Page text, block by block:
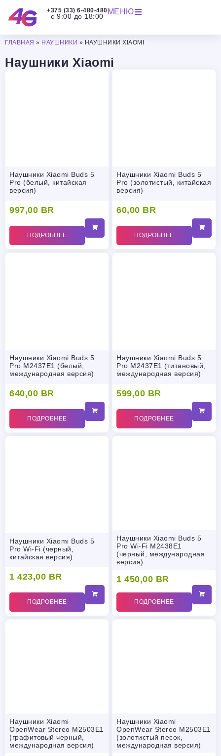
+375 (33) 6-480-480
с 9:00 до 18:00
МЕНЮ
ГЛАВНАЯ » НАУШНИКИ » НАУШНИКИ XIAOMI
Наушники Xiaomi
Наушники Xiaomi Buds 5
Pro (белый, китайская
версия)
997,00 BR
ПОДРОБНЕЕ
Наушники Xiaomi Buds 5
Pro (золотистый, китайская
версия)
60,00 BR
ПОДРОБНЕЕ
Наушники Xiaomi Buds 5
Pro M2437E1 (белый,
международная версия)
640,00 BR
ПОДРОБНЕЕ
Наушники Xiaomi Buds 5
Pro M2437E1 (титановый,
международная версия)
599,00 BR
ПОДРОБНЕЕ
Наушники Xiaomi Buds 5
Pro Wi-Fi (черный,
китайская версия)
1 423,00 BR
ПОДРОБНЕЕ
Наушники Xiaomi Buds 5
Pro Wi-Fi M2438E1
(черный, международная
версия)
1 450,00 BR
ПОДРОБНЕЕ
Наушники Xiaomi
OpenWear Stereo M2503E1
(графитовый черный,
международная версия)
Наушники Xiaomi
OpenWear Stereo M2503E1
(золотистый песок,
международная версия)